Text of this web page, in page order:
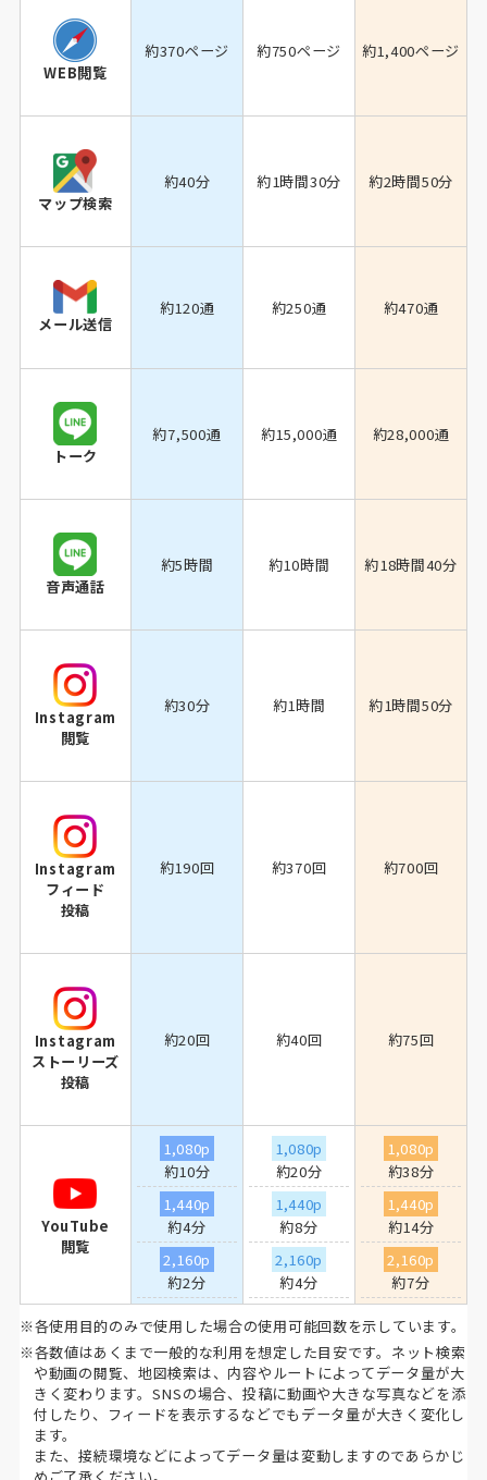
WEB閲覧
約370ページ 約750ページ 約1,400ページ
マップ検索
約40分 約1時間30分 約2時間50分
メール送信
約120通 約250通 約470通
トーク
約7,500通 約15,000通 約28,000通
音声通話
約5時間 約10時間 約18時間40分
Instagram
閲覧
約30分 約1時間 約1時間50分
Instagram
フィード
投稿
約190回 約370回 約700回
Instagram
ストーリーズ
投稿
約20回 約40回 約75回
YouTube
閲覧
1,080p
約10分
1,440p
約4分
2,160p
約2分
1,080p
約20分
1,440p
約8分
2,160p
約4分
1,080p
約38分
1,440p
約14分
2,160p
約7分
※各使用目的のみで使用した場合の使用可能回数を示しています。
※各数値はあくまで一般的な利用を想定した目安です。ネット検索
や動画の閲覧、地図検索は、内容やルートによってデータ量が大
きく変わります。SNSの場合、投稿に動画や大きな写真などを添
付したり、フィードを表示するなどでもデータ量が大きく変化し
ます。
また、接続環境などによってデータ量は変動しますのであらかじ